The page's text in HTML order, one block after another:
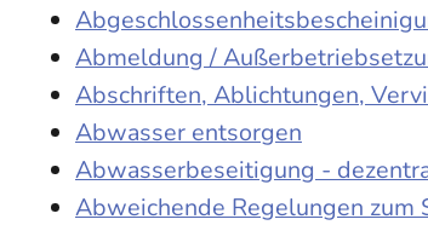
Abmeldung /
Abschriften, Ablichtungen,
Abwasser entsorgen
Abwasserbeseitigung -
Abweichende Regelungen zum